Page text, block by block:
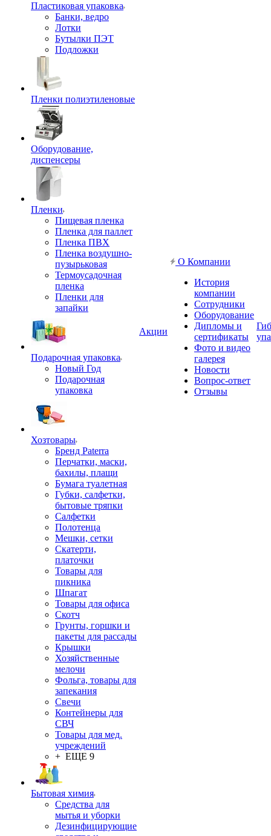
Пластиковая упаковка
Банки, ведро
Лотки
Бутылки ПЭТ
Подложки
Пленки полиэтиленовые
Оборудование,
диспенсеры
Пленки
Пищевая пленка
Пленка для паллет
Пленка ПВХ
Пленка воздушно-
пузырьковая
Термоусадочная
пленка
Пленки для
запайки
Подарочная упаковка
Новый Год
Подарочная
упаковка
Хозтовары
Бренд Paterra
Перчатки, маски,
бахилы, плащи
Бумага туалетная
Губки, салфетки,
бытовые тряпки
Салфетки
Полотенца
Мешки, сетки
Скатерти,
платочки
Товары для
пикника
Шпагат
Товары для офиса
Скотч
Грунты, горшки и
пакеты для рассады
Крышки
Хозяйственные
мелочи
Фольга, товары для
запекания
Свечи
Контейнеры для
СВЧ
Товары для мед.
учреждений
+ ЕЩЕ 9
Бытовая химия
Средства для
мытья и уборки
Дезинфицирующие
Акции
О Компании
История
компании
Сотрудники
Оборудование
Дипломы и
сертификаты
Фото и видео
галерея
Новости
Вопрос-ответ
Отзывы